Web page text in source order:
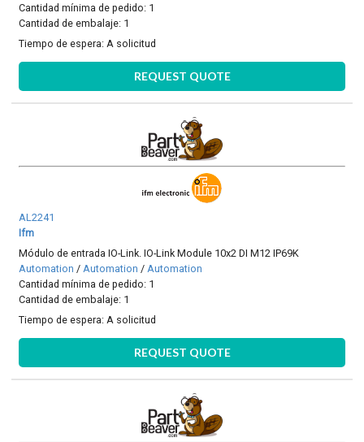
Cantidad mínima de pedido: 1
Cantidad de embalaje: 1
Tiempo de espera:A solicitud
REQUEST QUOTE
AL2241
Ifm
Módulo de entrada IO-Link. IO-Link Module 10x2 DI M12 IP69K
Automation / Automation / Automation
Cantidad mínima de pedido: 1
Cantidad de embalaje: 1
Tiempo de espera:A solicitud
REQUEST QUOTE